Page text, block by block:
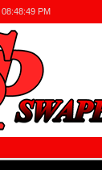
08:48:50 PM